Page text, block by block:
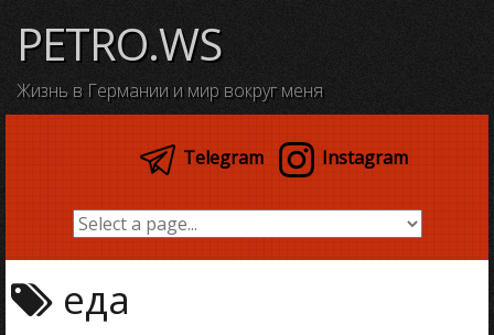
content
PETRO.WS
Жизнь в Германии и мир вокруг меня
Telegram Instagram
еда